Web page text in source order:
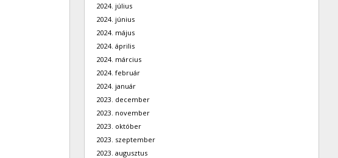
2024. július
2024. június
2024. május
2024. április
2024. március
2024. február
2024. január
2023. december
2023. november
2023. október
2023. szeptember
2023. augusztus